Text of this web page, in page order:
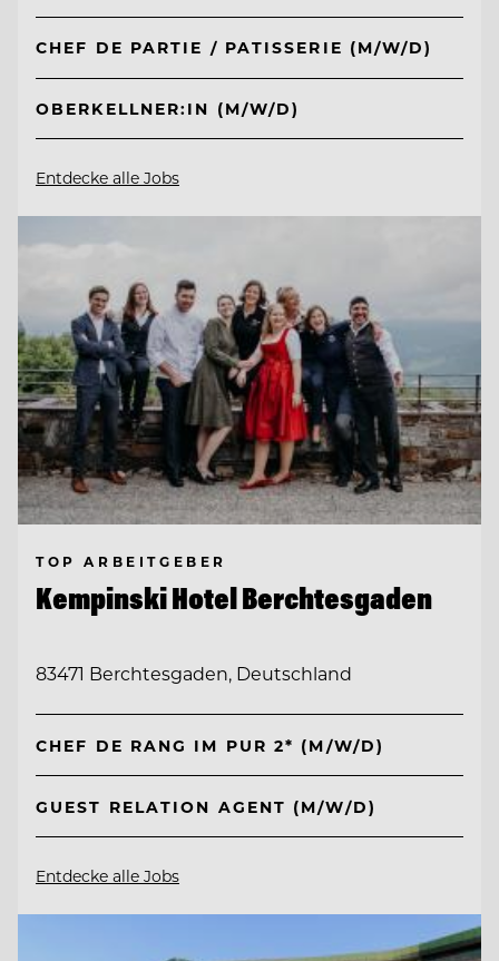
CHEF DE PARTIE / PATISSERIE (M/W/D)
OBERKELLNER:IN (M/W/D)
Entdecke alle Jobs
TOP ARBEITGEBER
Kempinski Hotel Berchtesgaden
83471 Berchtesgaden, Deutschland
CHEF DE RANG IM PUR 2* (M/W/D)
GUEST RELATION AGENT (M/W/D)
Entdecke alle Jobs